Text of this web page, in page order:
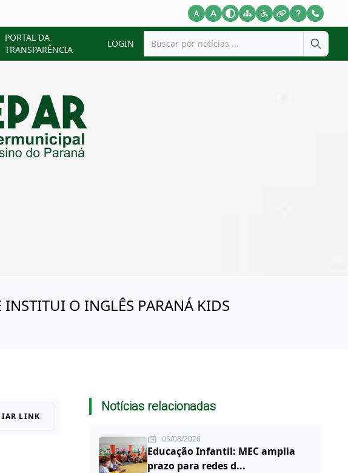
PORTAL DA
TRANSPARÊNCIA
LOGIN
INSTITUI O INGLÊS PARANÁ KIDS
LINK
Notícias relacionadas
05/08/2026
Educação Infantil: MEC amplia
prazo para redes d...